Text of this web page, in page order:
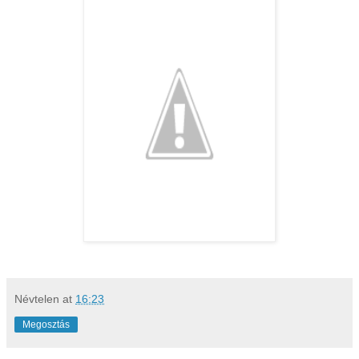
Névtelen at 16:23
Megosztás